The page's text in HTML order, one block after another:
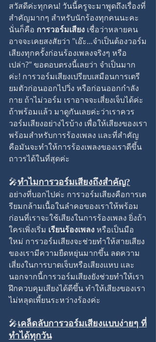
สวัสดีค่ะทุกคน! วันนี้ครูจะมาพูดถึงเรื่องที่
สำคัญมากๆ สำหรับนักร้องทุกคนนะคะ
นั่นก็คือ การวอร์มเสียง เชื่อว่าหลายคน
อาจจะเคยสงสัยว่า "เอ๊ะ...จำเป็นต้องวอร์ม
เสียงทุกครั้งก่อนร้องเพลงจริงๆ หรือ
เปล่า?" ขอตอบตรงนี้เลยว่า จำเป็นมาก
ค่ะ! การวอร์มเสียงเปรียบเสมือนการเตรี
ยมตัวก่อนออกไปวิ่ง หรือก่อนออกกำลัง
กาย ถ้าไม่วอร์ม เราอาจจะเสี่ยงเจ็บได้ค่ะ
ถ้าพร้อมแล้ว มาดูกันเลยค่ะว่าเราควร
วอร์มเสียงอย่างไรบ้าง เพื่อให้เสียงของเรา
พร้อมสำหรับการร้องเพลง และที่สำคัญ
คือมันจะทำให้การร้องเพลงของเราดีขึ้น
ถาวรได้ในที่สุดค่ะ
🎤ทำไมการวอร์มเสียงถึงสำคัญ?
อย่างที่บอกไปค่ะ การวอร์มเสียงคือการเต
รียมกล้ามเนื้อในลำคอของเราให้พร้อม
ก่อนที่เราจะใช้เสียงในการร้องเพลง ยิ่งถ้า
ใครเพิ่งเริ่ม เรียนร้องเพลง หรือเป็นมือ
ใหม่ การวอร์มเสียงจะช่วยทำให้สายเสียง
ของเรามีความยืดหยุ่นมากขึ้น ลดความ
เสี่ยงในการบาดเจ็บหรือเสียงแหบ และ
นอกจากนี้การวอร์มเสียงยังช่วยทำให้เรา
ฝึกควบคุมเสียงได้ดีขึ้น ทำให้เสียงของเรา
ไม่หลุดเพี้ยนระหว่างร้องค่ะ
🎤เคล็ดลับการวอร์มเสียงแบบง่ายๆ ที่
ทำได้ทุกวัน